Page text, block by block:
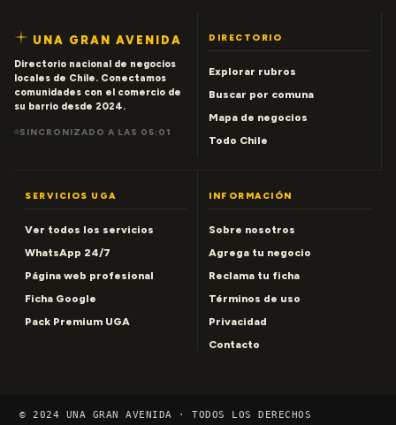
UNA GRAN AVENIDA
Directorio nacional de negocios
locales de Chile. Conectamos
comunidades con el comercio de
su barrio desde 2024.
SINCRONIZADO A LAS 05:01
DIRECTORIO
Explorar rubros
Buscar por comuna
Mapa de negocios
Todo Chile
SERVICIOS UGA
Ver todos los servicios
WhatsApp 24/7
Página web profesional
Ficha Google
Pack Premium UGA
INFORMACIÓN
Sobre nosotros
Agrega tu negocio
Reclama tu ficha
Términos de uso
Privacidad
Contacto
© 2024 UNA GRAN AVENIDA · TODOS LOS DERECHOS